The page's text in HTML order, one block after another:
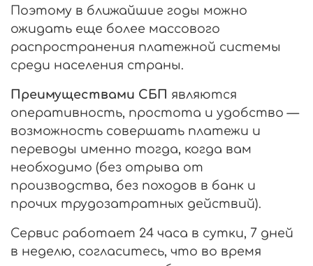
Поэтому в ближайшие годы можно
ожидать еще более массового
распространения платежной системы
среди населения страны.
Преимуществами СБП являются
оперативность, простота и удобство —
возможность совершать платежи и
переводы именно тогда, когда вам
необходимо (без отрыва от
производства, без походов в банк и
прочих трудозатратных действий).
Сервис работает 24 часа в сутки, 7 дней
в неделю, согласитесь, что во время